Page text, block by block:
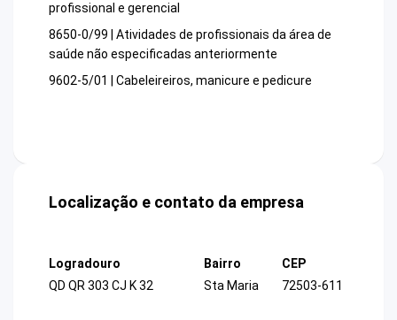
profissional e gerencial
8650-0/99 | Atividades de profissionais da área de
saúde não especificadas anteriormente
9602-5/01 | Cabeleireiros, manicure e pedicure
Localização e contato da empresa
Logradouro
QD QR 303 CJ K 32
Bairro
Sta Maria
CEP
72503-611